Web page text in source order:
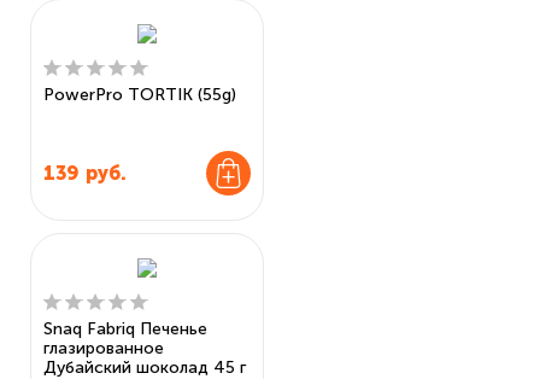
PowerPro TORTIK (55g)
139 руб.
Snaq Fabriq Печенье
глазированное
Дубайский шоколад 45 г